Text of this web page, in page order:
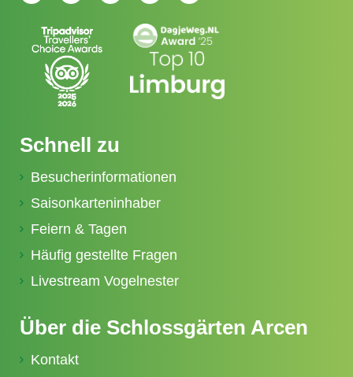
Schnell zu
Besucherinformationen
Saisonkarteninhaber
Feiern & Tagen
Häufig gestellte Fragen
Livestream Vogelnester
Über die Schlossgärten Arcen
Kontakt